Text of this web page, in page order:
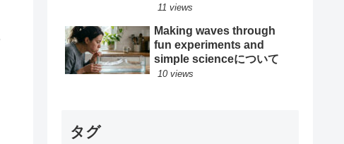
ー #car #freed #フリード #
ード
11 views
Making waves through
fun experiments and
simple scienceについて
10 views
タグ